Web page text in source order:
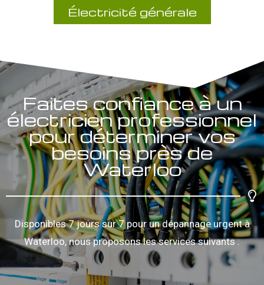
Électricité générale
Faites confiance à un
électricien professionnel
pour déterminer vos
besoins près de
Waterloo
Disponibles 7 jours sur 7 pour un dépannage urgent à
Waterloo, nous proposons les services suivants :